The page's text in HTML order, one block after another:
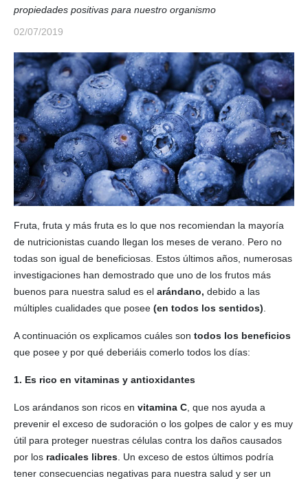
propiedades positivas para nuestro organismo
02/07/2019
Fruta, fruta y más fruta es lo que nos recomiendan la mayoría
de nutricionistas cuando llegan los meses de verano. Pero no
todas son igual de beneficiosas. Estos últimos años, numerosas
investigaciones han demostrado que uno de los frutos más
buenos para nuestra salud es el arándano, debido a las
múltiples cualidades que posee (en todos los sentidos)
A continuación os explicamos cuáles son todos los beneficios
que posee y por qué deberiáis comerlo todos los días:
1. Es rico en vitaminas y antioxidantes
Los arándanos son ricos en vitamina C , que nos ayuda a
prevenir el exceso de sudoración o los golpes de calor y es muy
útil para proteger nuestras células contra los daños causados
por los radicales libres . Un exceso de estos últimos podría
tener consecuencias negativas para nuestra salud y ser un